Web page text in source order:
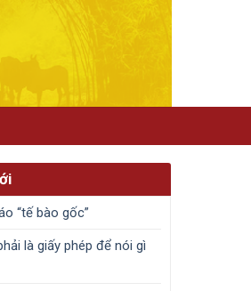
“tế bào gốc”
là giấy phép để nói gì